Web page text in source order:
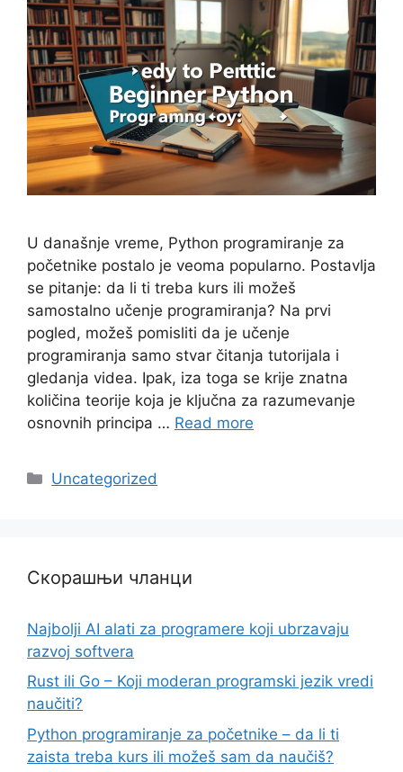
U današnje vreme, Python programiranje za
početnike postalo je veoma popularno. Postavlja
se pitanje: da li ti treba kurs ili možeš
samostalno učenje programiranja? Na prvi
pogled, možeš pomisliti da je učenje
programiranja samo stvar čitanja tutorijala i
gledanja videa. Ipak, iza toga se krije znatna
količina teorije koja je ključna za razumevanje
osnovnih principa … Read more
Categories
Uncategorized
Скорашњи чланци
Najbolji AI alati za programere koji ubrzavaju
razvoj softvera
Rust ili Go – Koji moderan programski jezik vredi
naučiti?
Python programiranje za početnike – da li ti
zaista treba kurs ili možeš sam da naučiš?